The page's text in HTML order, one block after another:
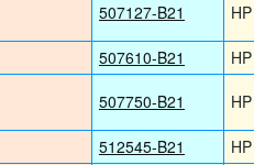
507127-B21 HP
507610-B21
HP
507750-B21
HP
512545-B21
HP